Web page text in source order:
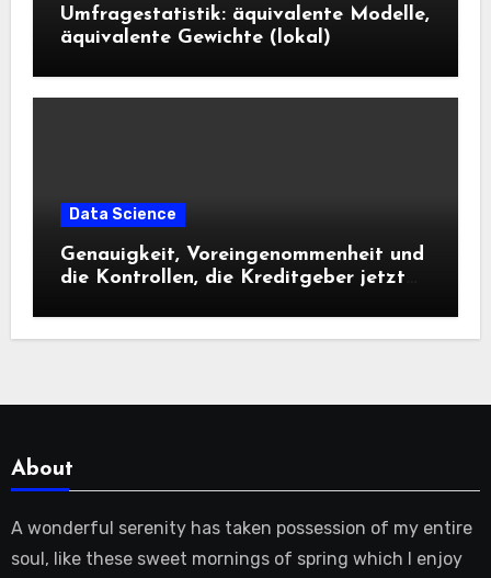
Umfragestatistik: äquivalente Modelle,
äquivalente Gewichte (lokal)
Data Science
Genauigkeit, Voreingenommenheit und
die Kontrollen, die Kreditgeber jetzt
About
A wonderful serenity has taken possession of my entire
soul, like these sweet mornings of spring which I enjoy